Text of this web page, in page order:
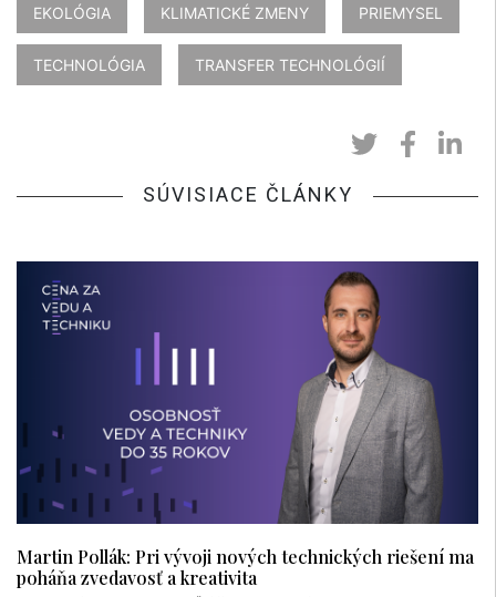
EKOLÓGIA KLIMATICKÉ ZMENY PRIEMYSEL
TECHNOLÓGIA TRANSFER TECHNOLÓGIÍ
SÚVISIACE ČLÁNKY
Martin Pollák: Pri vývoji nových technických riešení ma
poháňa zvedavosť a kreativita